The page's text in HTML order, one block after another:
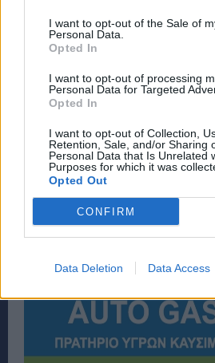
I want to opt-out of the Sale of
Personal Data.
Opted In
I want to opt-out of processing
Personal Data for Targeted
Opted In
I want to opt-out of Collection,
Retention, Sale, and/or Sharing
Personal Data that Is Unrelated
Purposes for which it was
Opted Out
CONFIRM
Data Deletion Data Access